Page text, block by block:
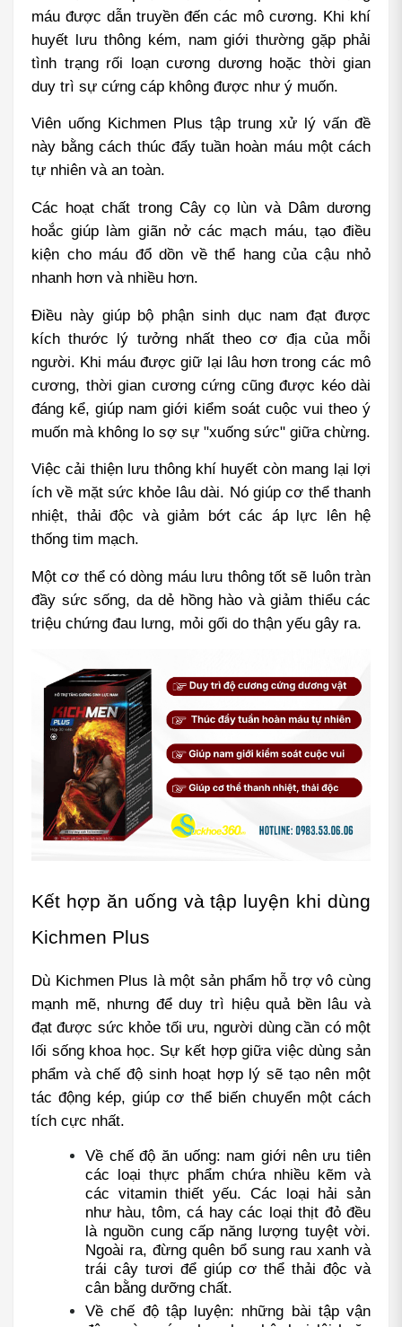
máu được dẫn truyền đến các mô cương. Khi khí
huyết lưu thông kém, nam giới thường gặp phải
tình trạng rối loạn cương dương hoặc thời gian
duy trì sự cứng cáp không được như ý muốn.
Viên uống Kichmen Plus tập trung xử lý vấn đề
này bằng cách thúc đẩy tuần hoàn máu một cách
tự nhiên và an toàn.
Các hoạt chất trong Cây cọ lùn và Dâm dương
hoắc giúp làm giãn nở các mạch máu, tạo điều
kiện cho máu đổ dồn về thể hang của cậu nhỏ
nhanh hơn và nhiều hơn.
Điều này giúp bộ phận sinh dục nam đạt được
kích thước lý tưởng nhất theo cơ địa của mỗi
người. Khi máu được giữ lại lâu hơn trong các mô
cương, thời gian cương cứng cũng được kéo dài
đáng kể, giúp nam giới kiểm soát cuộc vui theo ý
muốn mà không lo sợ sự "xuống sức" giữa chừng.
Việc cải thiện lưu thông khí huyết còn mang lại lợi
ích về mặt sức khỏe lâu dài. Nó giúp cơ thể thanh
nhiệt, thải độc và giảm bớt các áp lực lên hệ
thống tim mạch.
Một cơ thể có dòng máu lưu thông tốt sẽ luôn tràn
đầy sức sống, da dẻ hồng hào và giảm thiểu các
triệu chứng đau lưng, mỏi gối do thận yếu gây ra.
Kết hợp ăn uống và tập luyện khi dùng
Kichmen Plus
Dù Kichmen Plus là một sản phẩm hỗ trợ vô cùng
mạnh mẽ, nhưng để duy trì hiệu quả bền lâu và
đạt được sức khỏe tối ưu, người dùng cần có một
lối sống khoa học. Sự kết hợp giữa việc dùng sản
phẩm và chế độ sinh hoạt hợp lý sẽ tạo nên một
tác động kép, giúp cơ thể biến chuyển một cách
tích cực nhất.
Về chế độ ăn uống: nam giới nên ưu tiên
các loại thực phẩm chứa nhiều kẽm và
các vitamin thiết yếu. Các loại hải sản
như hàu, tôm, cá hay các loại thịt đỏ đều
là nguồn cung cấp năng lượng tuyệt vời.
Ngoài ra, đừng quên bổ sung rau xanh và
trái cây tươi để giúp cơ thể thải độc và
cân bằng dưỡng chất.
Về chế độ tập luyện: những bài tập vận